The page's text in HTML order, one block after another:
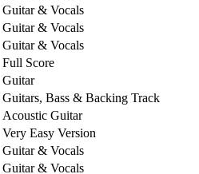
Guitar & Vocals
Guitar & Vocals
Guitar & Vocals
Full Score
Guitar
Guitars, Bass & Backing Track
Acoustic Guitar
Very Easy Version
Guitar & Vocals
Guitar & Vocals